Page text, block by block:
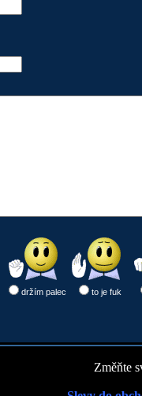
držím palec
to je fuk
Změňte